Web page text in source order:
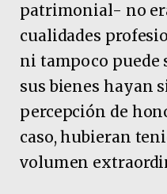
patrimonial- no
cualidades
ni tampoco puede
sus bienes hayan
percepción de
caso, hubieran
volumen